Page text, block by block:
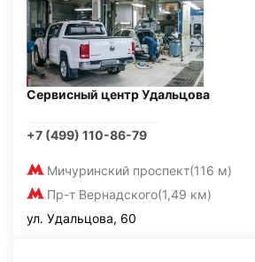
Сервисный центр Удальцова
+7 (499) 110-86-79
Мичуринский проспект(116 м)
Пр-т Вернадского(1,49 км)
ул. Удальцова, 60